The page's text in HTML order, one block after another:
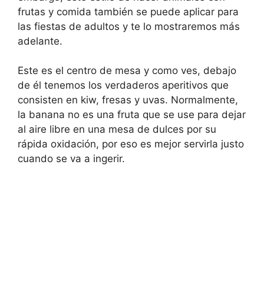
frutas y comida también se puede aplicar para
las fiestas de adultos y te lo mostraremos más
adelante.
Este es el centro de mesa y como ves, debajo
de él tenemos los verdaderos aperitivos que
consisten en kiw, fresas y uvas. Normalmente,
la banana no es una fruta que se use para dejar
al aire libre en una mesa de dulces por su
rápida oxidación, por eso es mejor servirla justo
cuando se va a ingerir.